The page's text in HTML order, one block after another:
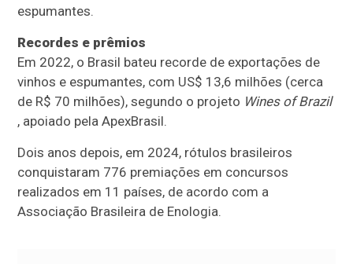
espumantes.
Recordes e prêmios
Em 2022, o Brasil bateu recorde de exportações de
vinhos e espumantes, com US$ 13,6 milhões (cerca
de R$ 70 milhões), segundo o projeto Wines of Brazil
, apoiado pela ApexBrasil.
Dois anos depois, em 2024, rótulos brasileiros
conquistaram 776 premiações em concursos
realizados em 11 países, de acordo com a
Associação Brasileira de Enologia.